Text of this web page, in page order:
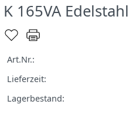
K 165VA
Art.Nr.:
Lieferzeit:
Lagerbestand: